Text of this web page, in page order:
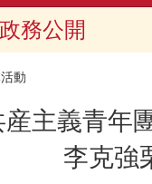
政務公開
動
産主義青年
李克強